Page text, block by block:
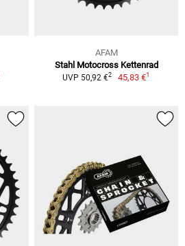
AFAM
Stahl Motocross Kettenrad
UVP 50,92 €2 45,83 €1